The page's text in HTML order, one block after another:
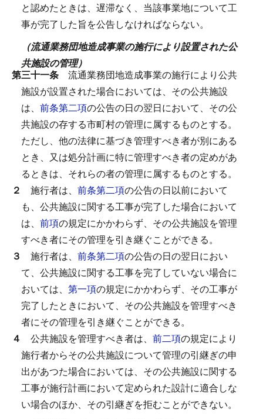
と認めたときは、遅滞なく、当該事業地について工
事が完了した旨を公告しなければならない。
（流通業務団地造成事業の施行により設置された公
共施設の管理）
第三十一条 流通業務団地造成事業の施行により公共
施設が設置された場合においては、その公共施設
は、 前条第二項の公告の日の翌日において、その公
共施設の存する市町村の管理に属するものとする。
ただし、他の法律に基づき管理すべき者が別にある
とき、又は処分計画に特に管理すべき者の定めがあ
るときは、それらの者の管理に属するものとする。
２ 施行者は、 前条第二項の公告の日以前において
も、公共施設に関する工事が完了した場合において
は、 前項の規定にかかわらず、その公共施設を管理
すべき者にその管理を引き継ぐことができる。
３ 施行者は、 前条第二項の公告の日の翌日におい
て、公共施設に関する工事を完了していない場合に
おいては、 第一項の規定にかかわらず、その工事が
完了したときにおいて、その公共施設を管理すべき
者にその管理を引き継ぐことができる。
４ 公共施設を管理すべき者は、 前二項の規定により
施行者からその公共施設について管理の引継ぎの申
出があつた場合においては、その公共施設に関する
工事が施行計画において定められた設計に適合しな
い場合のほか、その引継ぎを拒むことができない。